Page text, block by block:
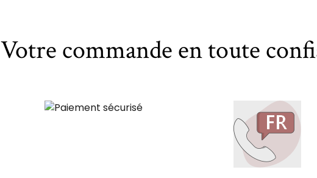
Votre commande en toute